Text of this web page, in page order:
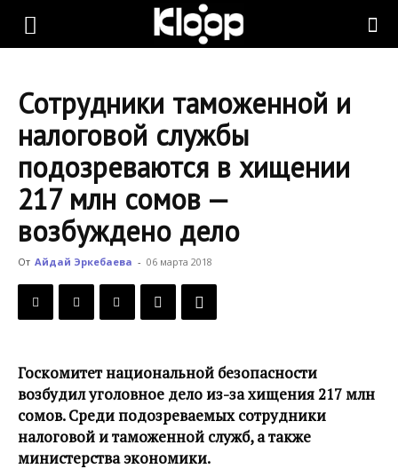
KLOOP.KG
Новости
Кыргызстана
Сотрудники таможенной и
налоговой службы
подозреваются в хищении
217 млн сомов —
возбуждено дело
От Айдай Эркебаева - 06 марта 2018
Госкомитет национальной безопасности
возбудил уголовное дело из-за хищения 217 млн
сомов. Среди подозреваемых сотрудники
налоговой и таможенной служб, а также
министерства экономики.